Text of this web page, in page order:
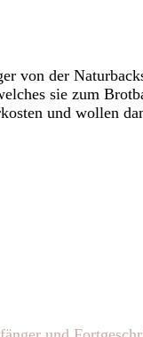
von der
sie zum
und wollen